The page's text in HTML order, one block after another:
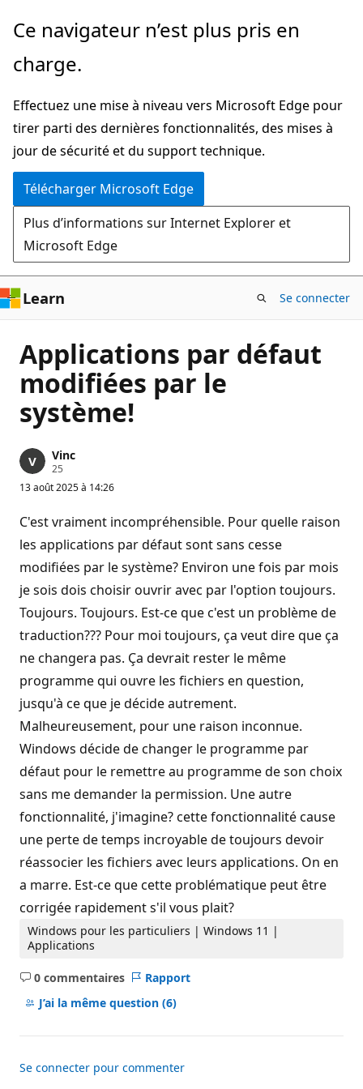
Passer
directement
au
principal
Ce navigateur n’est plus pris en
charge.
Effectuez une mise à niveau vers Microsoft Edge pour
tirer parti des dernières fonctionnalités, des mises à
jour de sécurité et du support technique.
Télécharger Microsoft Edge
Plus d’informations sur Internet Explorer et
Microsoft Edge
Learn Se connecter
Applications par défaut
modifiées par le
système!
Vinc
25
i
t
s
d
e
r
p
t
t
o
13 août 2025 à 14:26
C'est vraiment incompréhensible. Pour quelle raison
les applications par défaut sont sans cesse
modifiées par le système? Environ une fois par mois
je sois dois choisir ouvrir avec par l'option toujours.
Toujours. Toujours. Est-ce que c'est un problème de
traduction??? Pour moi toujours, ça veut dire que ça
ne changera pas. Ça devrait rester le même
programme qui ouvre les fichiers en question,
jusqu'à ce que je décide autrement.
Malheureusement, pour une raison inconnue.
Windows décide de changer le programme par
défaut pour le remettre au programme de son choix
sans me demander la permission. Une autre
fonctionnalité, j'imagine? cette fonctionnalité cause
une perte de temps incroyable de toujours devoir
réassocier les fichiers avec leurs applications. On en
a marre. Est-ce que cette problématique peut être
corrigée rapidement s'il vous plait?
Windows pour les particuliers | Windows 11 |
Applications
0 commentaires
Aucun
commentaire
Rapport
J’ai la même question (6)
Se connecter pour commenter